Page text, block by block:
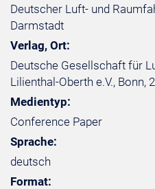
Deutscher Luft- und
Darmstadt
Verlag, Ort:
Deutsche Gesellschaft für
Lilienthal-Oberth e.V., Bonn,
Medientyp:
Conference Paper
Sprache:
deutsch
Format: